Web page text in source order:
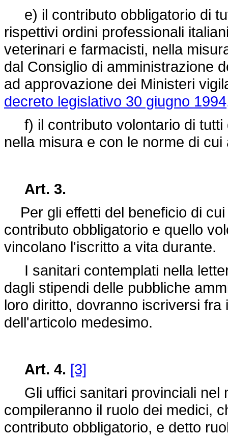
e) il contributo obbligatorio di
rispettivi ordini professionali
veterinari e farmacisti, nella
dal Consiglio di amministrazione
ad approvazione dei Ministeri
decreto legislativo 30 giugno
f) il contributo volontario di tutti
nella misura e con le norme di
Art. 3.
Per gli effetti del beneficio di
contributo obbligatorio e quello
vincolano l'iscritto a vita durante.
I sanitari contemplati nella
dagli stipendi delle pubbliche
loro diritto, dovranno iscriversi
dell'articolo medesimo.
Art. 4. [3]
Gli uffici sanitari provinciali nel
compileranno il ruolo dei medici,
contributo obbligatorio, e detto